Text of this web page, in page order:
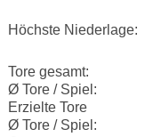
Höchste Niederlage:
Tore gesamt:
Ø Tore / Spiel:
Erzielte Tore
Ø Tore / Spiel: